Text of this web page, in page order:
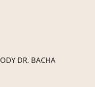
DR. BACHA